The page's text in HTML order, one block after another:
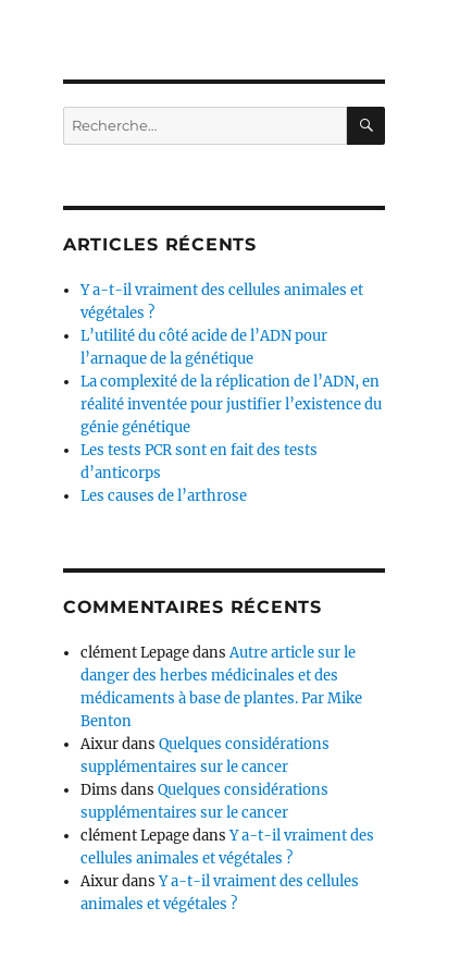
Recherche
pour :
ARTICLES RÉCENTS
Y a-t-il vraiment des cellules animales et
végétales ?
L’utilité du côté acide de l’ADN pour
l’arnaque de la génétique
La complexité de la réplication de l’ADN, en
réalité inventée pour justifier l’existence du
génie génétique
Les tests PCR sont en fait des tests
d’anticorps
Les causes de l’arthrose
COMMENTAIRES RÉCENTS
clément LepagedansAutre article sur le
danger des herbes médicinales et des
médicaments à base de plantes. Par Mike
Benton
AixurdansQuelques considérations
supplémentaires sur le cancer
Dims dansQuelques considérations
supplémentaires sur le cancer
clément LepagedansY a-t-il vraiment des
cellules animales et végétales ?
AixurdansY a-t-il vraiment des cellules
animales et végétales ?